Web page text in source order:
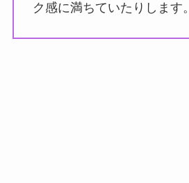
ク感に満ちていたりします。